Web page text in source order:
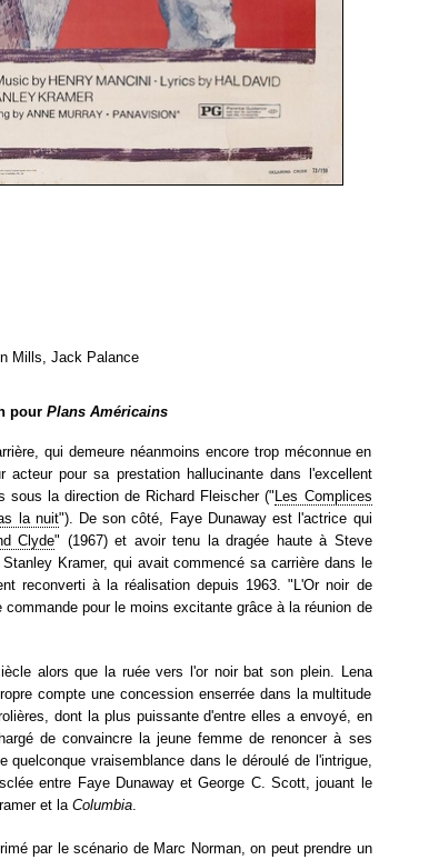
Mills, Jack Palance
pour Plans Américains
qui demeure néanmoins encore trop méconnue en
pour sa prestation hallucinante dans l'excellent
sous la direction de Richard Fleischer (" Les Complices
la nuit"). De son côté, Faye Dunaway est l'actrice qui
Clyde" (1967) et avoir tenu la dragée haute à Steve
Kramer, qui avait commencé sa carrière dans le
reconverti à la réalisation depuis 1963. "L'Or noir de
commande pour le moins excitante grâce à la réunion de
alors que la ruée vers l'or noir bat son plein. Lena
compte une concession enserrée dans la multitude
dont la plus puissante d'entre elles a envoyé, en
de convaincre la jeune femme de renoncer à ses
vraisemblance dans le déroulé de l'intrigue,
entre Faye Dunaway et George C. Scott, jouant le
et la Columbia.
par le scénario de Marc Norman, on peut prendre un